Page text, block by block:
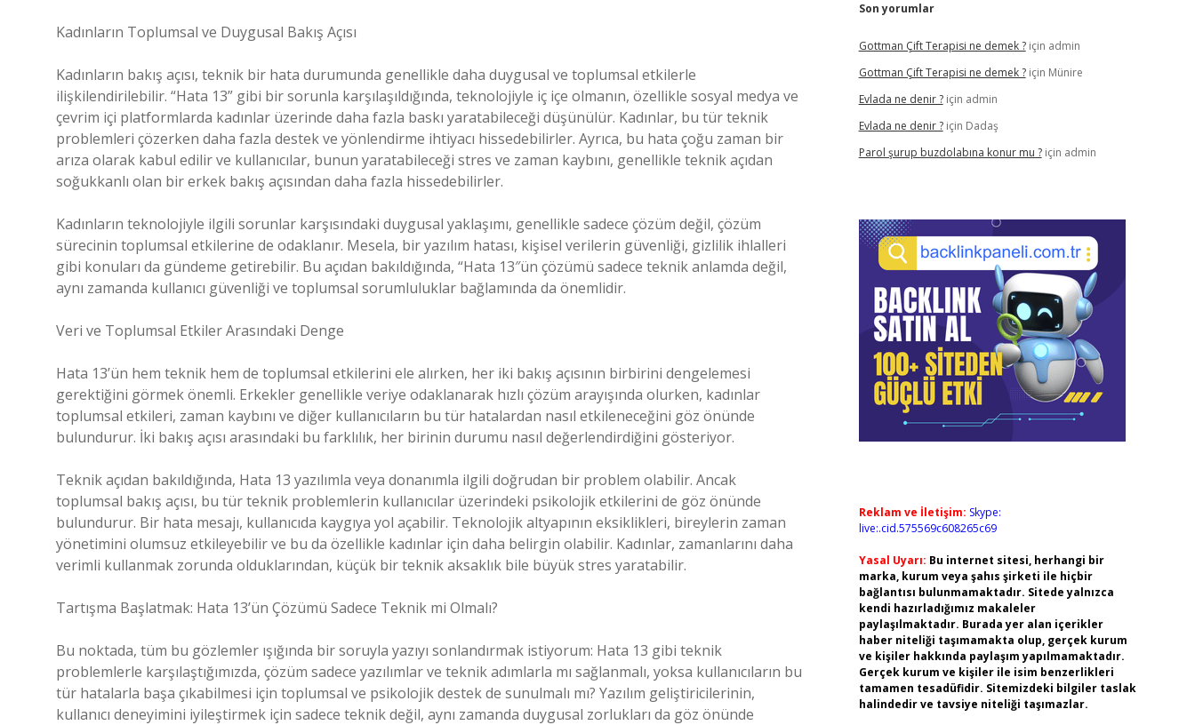
Kadınların Toplumsal ve Duygusal Bakış Açısı
Kadınların bakış açısı, teknik bir hata durumunda genellikle daha duygusal ve toplumsal etkilerle
ilişkilendirilebilir. “Hata 13” gibi bir sorunla karşılaşıldığında, teknolojiyle iç içe olmanın, özellikle sosyal medya ve
çevrim içi platformlarda kadınlar üzerinde daha fazla baskı yaratabileceği düşünülür. Kadınlar, bu tür teknik
problemleri çözerken daha fazla destek ve yönlendirme ihtiyacı hissedebilirler. Ayrıca, bu hata çoğu zaman bir
arıza olarak kabul edilir ve kullanıcılar, bunun yaratabileceği stres ve zaman kaybını, genellikle teknik açıdan
soğukkanlı olan bir erkek bakış açısından daha fazla hissedebilirler.
Kadınların teknolojiyle ilgili sorunlar karşısındaki duygusal yaklaşımı, genellikle sadece çözüm değil, çözüm
sürecinin toplumsal etkilerine de odaklanır. Mesela, bir yazılım hatası, kişisel verilerin güvenliği, gizlilik ihlalleri
gibi konuları da gündeme getirebilir. Bu açıdan bakıldığında, “Hata 13″ün çözümü sadece teknik anlamda değil,
aynı zamanda kullanıcı güvenliği ve toplumsal sorumluluklar bağlamında da önemlidir.
Veri ve Toplumsal Etkiler Arasındaki Denge
Hata 13’ün hem teknik hem de toplumsal etkilerini ele alırken, her iki bakış açısının birbirini dengelemesi
gerektiğini görmek önemli. Erkekler genellikle veriye odaklanarak hızlı çözüm arayışında olurken, kadınlar
toplumsal etkileri, zaman kaybını ve diğer kullanıcıların bu tür hatalardan nasıl etkileneceğini göz önünde
bulundurur. İki bakış açısı arasındaki bu farklılık, her birinin durumu nasıl değerlendirdiğini gösteriyor.
Teknik açıdan bakıldığında, Hata 13 yazılımla veya donanımla ilgili doğrudan bir problem olabilir. Ancak
toplumsal bakış açısı, bu tür teknik problemlerin kullanıcılar üzerindeki psikolojik etkilerini de göz önünde
bulundurur. Bir hata mesajı, kullanıcıda kaygıya yol açabilir. Teknolojik altyapının eksiklikleri, bireylerin zaman
yönetimini olumsuz etkileyebilir ve bu da özellikle kadınlar için daha belirgin olabilir. Kadınlar, zamanlarını daha
verimli kullanmak zorunda olduklarından, küçük bir teknik aksaklık bile büyük stres yaratabilir.
Tartışma Başlatmak: Hata 13’ün Çözümü Sadece Teknik mi Olmalı?
Bu noktada, tüm bu gözlemler ışığında bir soruyla yazıyı sonlandırmak istiyorum: Hata 13 gibi teknik
problemlerle karşılaştığımızda, çözüm sadece yazılımlar ve teknik adımlarla mı sağlanmalı, yoksa kullanıcıların bu
tür hatalarla başa çıkabilmesi için toplumsal ve psikolojik destek de sunulmalı mı? Yazılım geliştiricilerinin,
kullanıcı deneyimini iyileştirmek için sadece teknik değil, aynı zamanda duygusal zorlukları da göz önünde
Son yorumlar
Gottman Çift Terapisi ne demek ?için admin
Gottman Çift Terapisi ne demek ?için Münire
Evlada ne denir ?için admin
Evlada ne denir ?için Dadaş
Parol şurup buzdolabına konur mu ?için admin
Reklam ve İletişim: Skype:
live:.cid.575569c608265c69
Yasal Uyarı: Bu internet sitesi, herhangi bir
marka, kurum veya şahıs şirketi ile hiçbir
bağlantısı bulunmamaktadır. Sitede yalnızca
kendi hazırladığımız makaleler
paylaşılmaktadır. Burada yer alan içerikler
haber niteliği taşımamakta olup, gerçek kurum
ve kişiler hakkında paylaşım yapılmamaktadır.
Gerçek kurum ve kişiler ile isim benzerlikleri
tamamen tesadüfidir. Sitemizdeki bilgiler taslak
halindedir ve tavsiye niteliği taşımazlar.